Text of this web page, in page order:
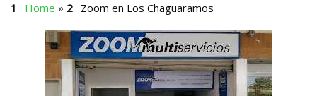
Home » Zoom en Los Chaguaramos